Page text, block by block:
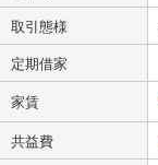
取引態様
定期借家
家賃
共益費